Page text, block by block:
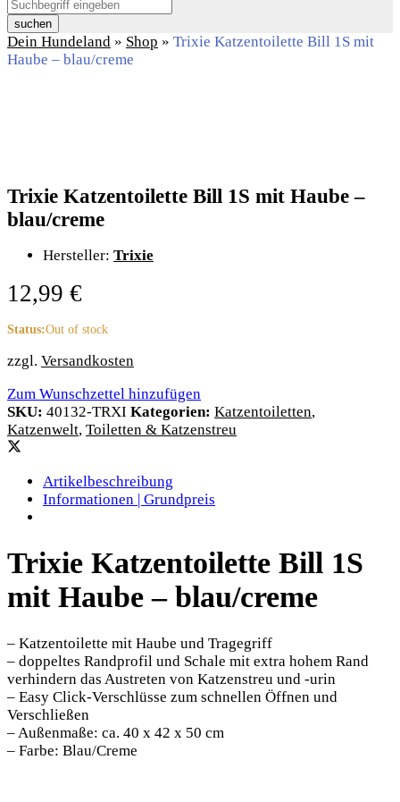
suchen
Dein Hundeland » Shop » Trixie Katzentoilette Bill 1S mit
Haube – blau/creme
Trixie Katzentoilette Bill 1S mit Haube –
blau/creme
Hersteller: Trixie
12,99 €
Status:Out of stock
zzgl. Versandkosten
Zum Wunschzettel hinzufügen
SKU: 40132-TRXI Kategorien: Katzentoiletten,
Katzenwelt, Toiletten & Katzenstreu
Artikelbeschreibung
Informationen | Grundpreis
Trixie Katzentoilette Bill 1S
mit Haube – blau/creme
– Katzentoilette mit Haube und Tragegriff
– doppeltes Randprofil und Schale mit extra hohem Rand
verhindern das Austreten von Katzenstreu und -urin
– Easy Click-Verschlüsse zum schnellen Öffnen und
Verschließen
– Außenmaße: ca. 40 x 42 x 50 cm
– Farbe: Blau/Creme